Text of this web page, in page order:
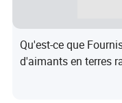
Qu'est-ce que
d'aimants en terres
puissant N35-N52